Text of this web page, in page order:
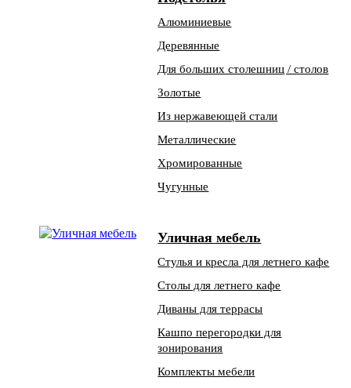
Алюминиевые
Деревянные
Для больших столешниц / столов
Золотые
Из нержавеющей стали
Металлические
Хромированные
Чугунные
Уличная мебель
Стулья и кресла для летнего кафе
Столы для летнего кафе
Диваны для террасы
Кашпо перегородки для
зонирования
Комплекты мебели